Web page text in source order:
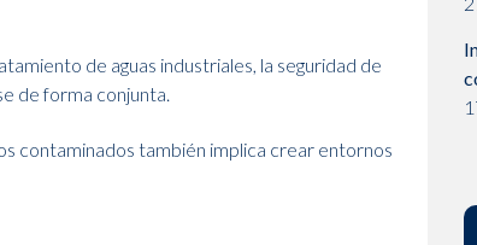
de aguas industriales, la seguridad de
de forma conjunta.
contaminados también implica crear entornos